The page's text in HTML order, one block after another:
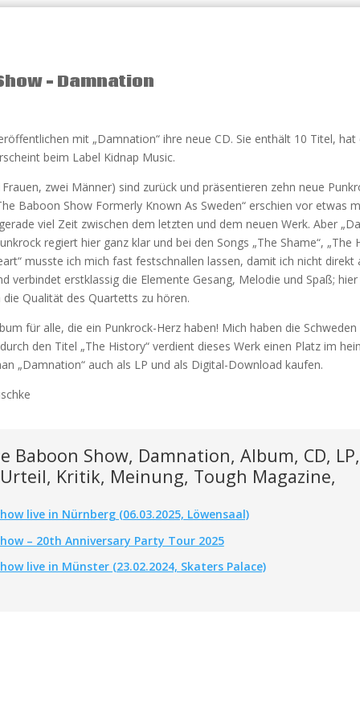
– Damnation
mit „Damnation“ ihre neue CD. Sie enthält 10 Titel, hat
beim Label Kidnap Music.
zwei Männer) sind zurück und präsentieren zehn neue
Baboon Show Formerly Known As Sweden“ erschien vor etwas
viel Zeit zwischen dem letzten und dem neuen Werk. Aber
regiert hier ganz klar und bei den Songs „The Shame“, „The
musste ich mich fast festschnallen lassen, damit ich nicht direkt
verbindet erstklassig die Elemente Gesang, Melodie und Spaß;
Qualität des Quartetts zu hören.
für alle, die ein Punkrock-Herz haben! Mich haben die
den Titel „The History“ verdient dieses Werk einen Platz im
„Damnation“ auch als LP und als Digital-Download kaufen.
Baboon Show, Damnation, Album, CD,
Kritik, Meinung, Tough Magazine,
live in Nürnberg (06.03.2025, Löwensaal)
– 20th Anniversary Party Tour 2025
live in Münster (23.02.2024, Skaters Palace)